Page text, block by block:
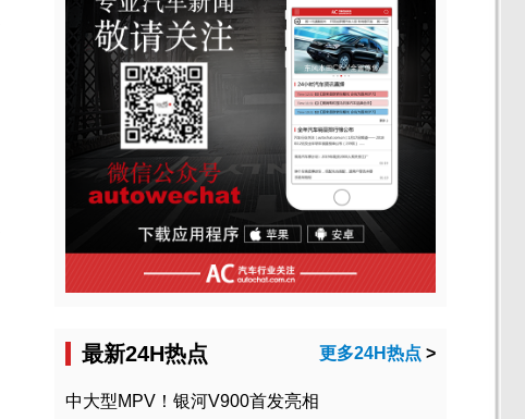
最新24H热点 更多24H热点 >
中大型MPV！银河V900首发亮相